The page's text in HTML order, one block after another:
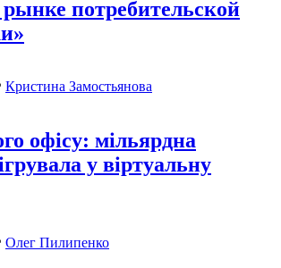
потребительской
Кристина Замостьянова
офісу: мільярдна
у віртуальну
Олег Пилипенко